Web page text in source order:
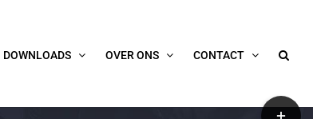
DOWNLOADS OVER ONS CONTACT
Toggle